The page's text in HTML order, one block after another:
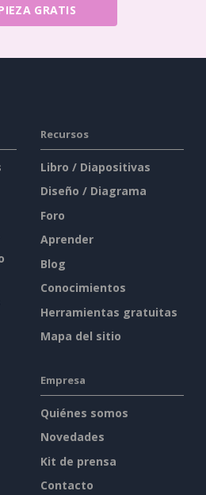
GRATIS
Recursos
Libro / Diapositivas
Diseño / Diagrama
Foro
Aprender
Blog
Conocimientos
Herramientas gratuitas
Mapa del sitio
Empresa
Quiénes somos
Novedades
Kit de prensa
Contacto